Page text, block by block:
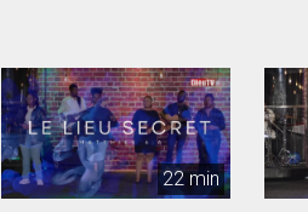
22 min